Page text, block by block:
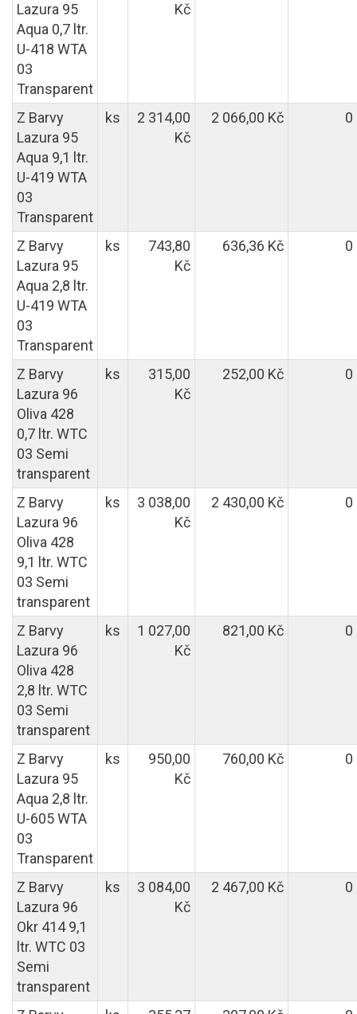
Lazura 95
Aqua 0,7 ltr.
U-418 WTA
03
Transparent
Kč
Z Barvy
Lazura 95
Aqua 9,1 ltr.
U-419 WTA
03
Transparent
ks
2 314,00
Kč
2 066,00 Kč 0
Z Barvy
Lazura 95
Aqua 2,8 ltr.
U-419 WTA
03
Transparent
ks
743,80
Kč
636,36 Kč 0
Z Barvy
Lazura 96
Oliva 428
0,7 ltr. WTC
03 Semi
transparent
ks
315,00
Kč
252,00 Kč 0
Z Barvy
Lazura 96
Oliva 428
9,1 ltr. WTC
03 Semi
transparent
ks
3 038,00
Kč
2 430,00 Kč 0
Z Barvy
Lazura 96
Oliva 428
2,8 ltr. WTC
03 Semi
transparent
ks
1 027,00
Kč
821,00 Kč 0
Z Barvy
Lazura 95
Aqua 2,8 ltr.
U-605 WTA
03
Transparent
ks
950,00
Kč
760,00 Kč 0
Z Barvy
Lazura 96
Okr 414 9,1
ltr. WTC 03
Semi
transparent
ks
3 084,00
Kč
2 467,00 Kč 0